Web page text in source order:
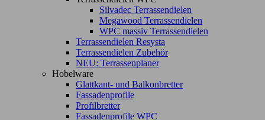
Silvadec Terrassendielen
Megawood Terrassendielen
WPC massiv Terrassendielen
Terrassendielen Resysta
Terrassendielen Zubehör
NEU: Terrassenplaner
Hobelware
Glattkant- und Balkonbretter
Fassadenprofile
Profilbretter
Fassadenprofile WPC